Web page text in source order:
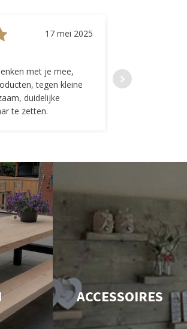
17 mei 2025
met je mee,
tegen kleine
duidelijke
te zetten.
Top geregeld!
indelingen die
ACCESSOIRES